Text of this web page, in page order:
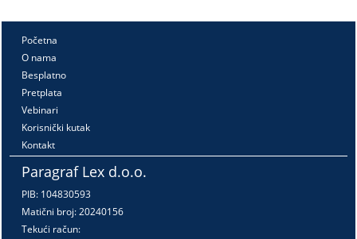
Početna
O nama
Besplatno
Pretplata
Vebinari
Korisnički kutak
Kontakt
Paragraf Lex d.o.o.
PIB: 104830593
Matični broj: 20240156
Tekući račun: